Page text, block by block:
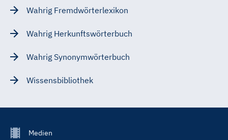
Wahrig Fremdwörterlexikon
Wahrig Herkunftswörterbuch
Wahrig Synonymwörterbuch
Wissensbibliothek
FooterMedien